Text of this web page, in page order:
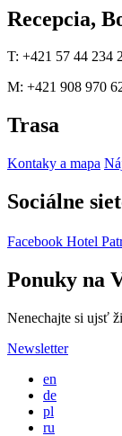
Recepcia,
T: +421 57 44 234
M: +421 908 970
Trasa
Kontaky a mapa
Sociálne
Facebook Hotel
Ponuky na
Nenechajte si ujsť
Newsletter
en
de
pl
ru